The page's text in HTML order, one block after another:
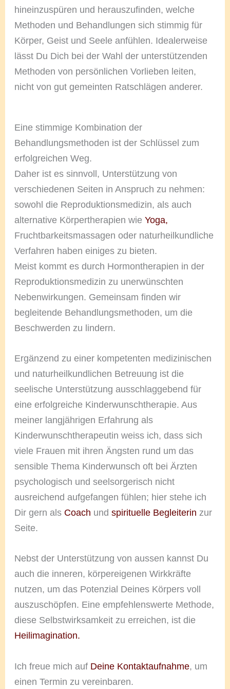
hineinzuspüren und herauszufinden, welche
Methoden und Behandlungen sich stimmig für
Körper, Geist und Seele anfühlen. Idealerweise
lässt Du Dich bei der Wahl der unterstützenden
Methoden von persönlichen Vorlieben leiten,
nicht von gut gemeinten Ratschlägen anderer.
Eine stimmige Kombination der
Behandlungsmethoden ist der Schlüssel zum
erfolgreichen Weg.
Daher ist es sinnvoll, Unterstützung von
verschiedenen Seiten in Anspruch zu nehmen:
sowohl die Reproduktionsmedizin, als auch
alternative Körpertherapien wieYoga,
Fruchtbarkeitsmassagen oder naturheilkundliche
Verfahren haben einiges zu bieten.
Meist kommt es durch Hormontherapien in der
Reproduktionsmedizin zu unerwünschten
Nebenwirkungen. Gemeinsam finden wir
begleitende Behandlungsmethoden, um die
Beschwerden zu lindern.
Ergänzend zu einer kompetenten medizinischen
und naturheilkundlichen Betreuung ist die
seelische Unterstützung ausschlaggebend für
eine erfolgreiche Kinderwunschtherapie. Aus
meiner langjährigen Erfahrung als
Kinderwunschtherapeutin weiss ich, dass sich
viele Frauen mit ihren Ängsten rund um das
sensible Thema Kinderwunsch oft bei Ärzten
psychologisch und seelsorgerisch nicht
ausreichend aufgefangen fühlen; hier stehe ich
Dir gern als Coach undspirituelle Begleiterin zur
Seite.
Nebst der Unterstützung von aussen kannst Du
auch die inneren, körpereigenen Wirkkräfte
nutzen, um das Potenzial Deines Körpers voll
auszuschöpfen. Eine empfehlenswerte Methode,
diese Selbstwirksamkeit zu erreichen, ist die
Heilimagination.
Ich freue mich auf Deine Kontaktaufnahme, um
einen Termin zu vereinbaren.